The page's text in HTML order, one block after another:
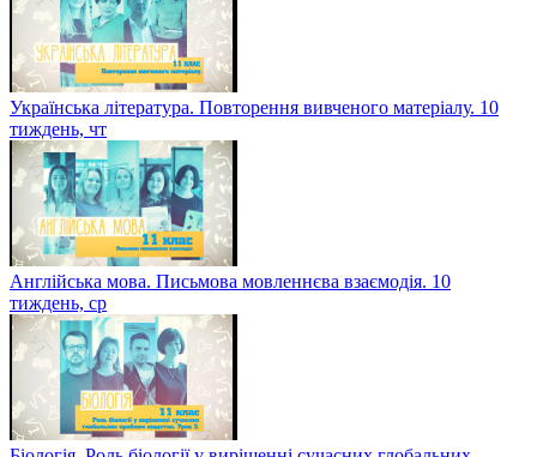
Українська література. Повторення вивченого матеріалу. 10
тиждень, чт
Англійська мова. Письмова мовленнєва взаємодія. 10
тиждень, ср